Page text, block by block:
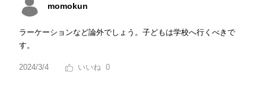
momokun
ラーケーションなど論外でしょう。子どもは学校へ行くべきで
す。
2024/3/4 0